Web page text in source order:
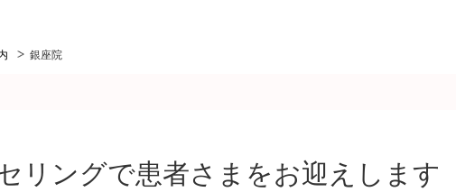
銀座院
リングで患者さまをお迎えします